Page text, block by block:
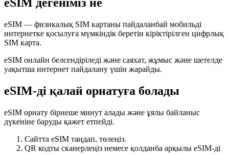
eSIM — физикалық SIM картаны пайдаланбай мобильді
интернетке қосылуға мүмкіндік беретін кіріктірілген цифрлық
SIM карта.
eSIM онлайн белсендіріледі және саяхат, жұмыс және шетелде
уақытша интернет пайдалану үшін жарайды.
eSIM-ді қалай орнатуға болады
eSIM орнату бірнеше минут алады және ұялы байланыс
дүкеніне баруды қажет етпейді.
Сайтта eSIM таңдап, төлеңіз.
QR кодты сканерлеңіз немесе қолданба арқылы eSIM-ді